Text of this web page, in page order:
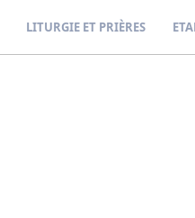
LITURGIE ET PRIÈRES